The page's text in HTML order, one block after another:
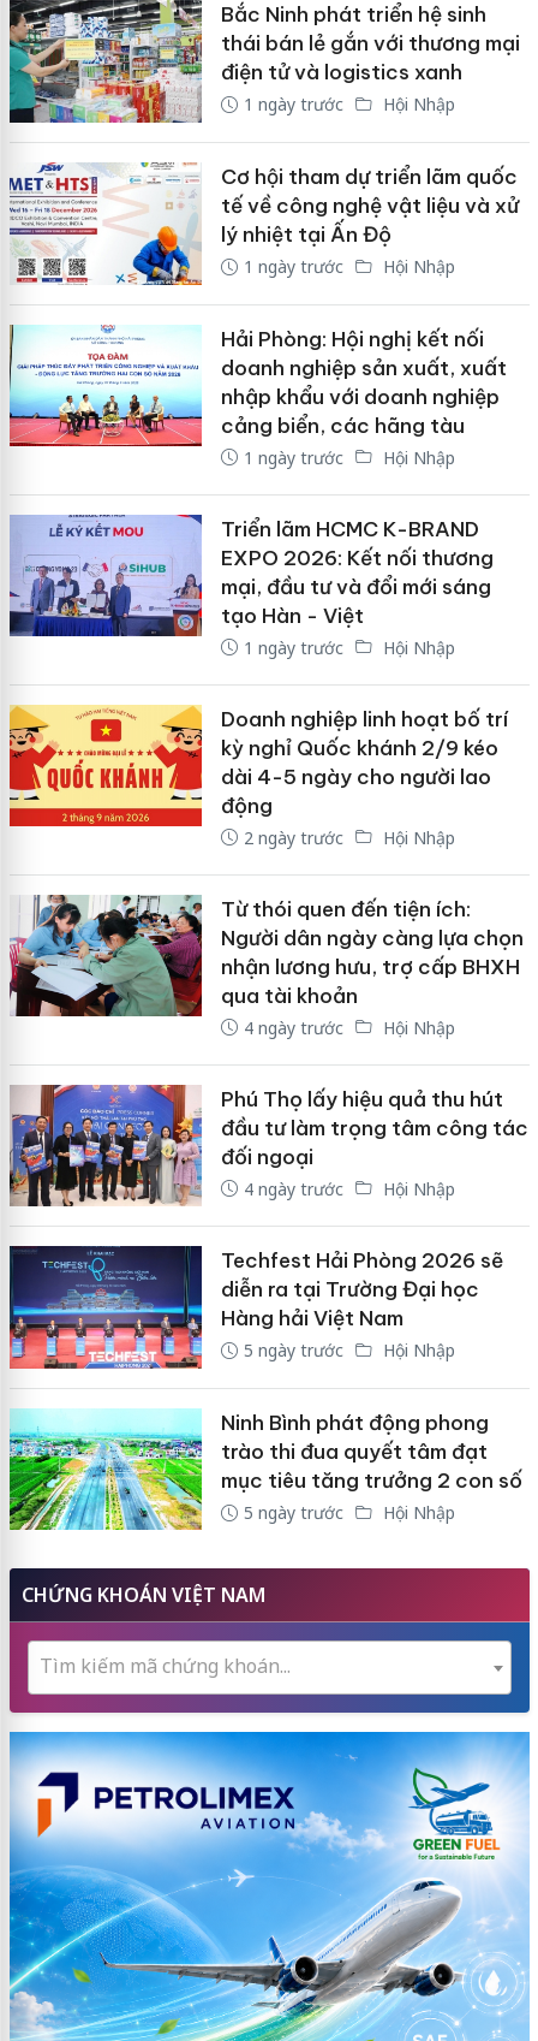
Bắc Ninh phát triển hệ sinh
thái bán lẻ gắn với thương mại
điện tử và logistics xanh
1 ngày trước Hội Nhập
Cơ hội tham dự triển lãm quốc
tế về công nghệ vật liệu và xử
lý nhiệt tại Ấn Độ
1 ngày trước Hội Nhập
Hải Phòng: Hội nghị kết nối
doanh nghiệp sản xuất, xuất
nhập khẩu với doanh nghiệp
cảng biển, các hãng tàu
1 ngày trước Hội Nhập
Triển lãm HCMC K-BRAND
EXPO 2026: Kết nối thương
mại, đầu tư và đổi mới sáng
tạo Hàn - Việt
1 ngày trước Hội Nhập
Doanh nghiệp linh hoạt bố trí
kỳ nghỉ Quốc khánh 2/9 kéo
dài 4-5 ngày cho người lao
động
2 ngày trước Hội Nhập
Từ thói quen đến tiện ích:
Người dân ngày càng lựa chọn
nhận lương hưu, trợ cấp BHXH
qua tài khoản
4 ngày trước Hội Nhập
Phú Thọ lấy hiệu quả thu hút
đầu tư làm trọng tâm công tác
đối ngoại
4 ngày trước Hội Nhập
Techfest Hải Phòng 2026 sẽ
diễn ra tại Trường Đại học
Hàng hải Việt Nam
5 ngày trước Hội Nhập
Ninh Bình phát động phong
trào thi đua quyết tâm đạt
mục tiêu tăng trưởng 2 con số
5 ngày trước Hội Nhập
CHỨNG KHOÁN VIỆT NAM
Tìm kiếm mã chứng khoán...